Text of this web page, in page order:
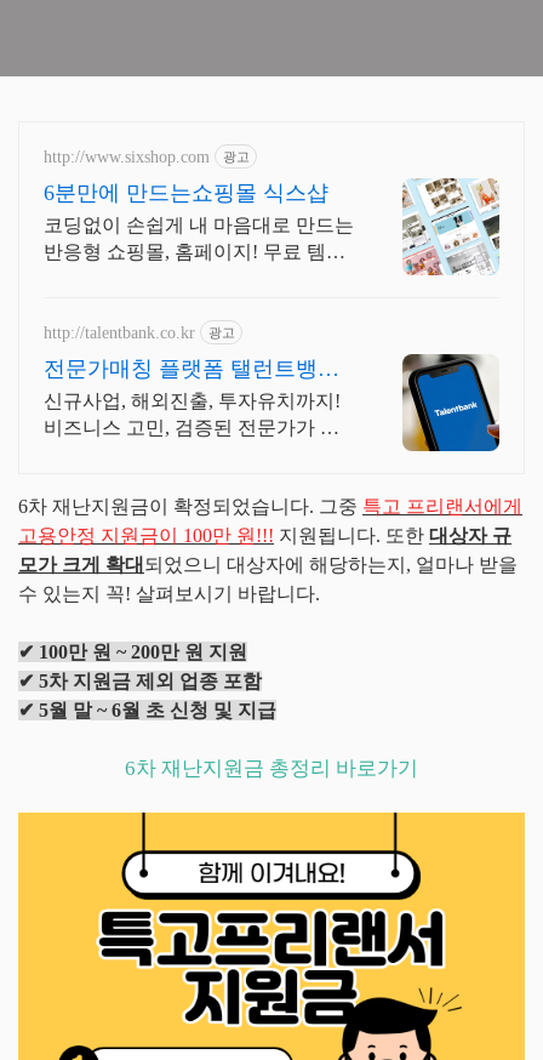
http://www.sixshop.com 광고
6분만에 만드는쇼핑몰 식스샵
코딩없이 손쉽게 내 마음대로 만드는
반응형 쇼핑몰, 홈페이지! 무료 템플
http://talentbank.co.kr 광고
전문가매칭 플랫폼 탤런트뱅크
고경력 전문가 1.9만명보유
신규사업, 해외진출, 투자유치까지!
비즈니스 고민, 검증된 전문가가 직
하우로 뚫어보세요.
6차 재난지원금이 확정되었습니다. 그중 특고 프리랜서에게
고용안정 지원금이 100만 원!!! 지원됩니다. 또한 대상자 규
모가 크게 확대 되었으니 대상자에 해당하는지, 얼마나 받을
수 있는지 꼭! 살펴보시기 바랍니다.
✔ 100만 원 ~ 200만 원 지원
✔ 5차 지원금 제외 업종 포함
✔ 5월 말 ~ 6월 초 신청 및 지급
6차 재난지원금 총정리 바로가기